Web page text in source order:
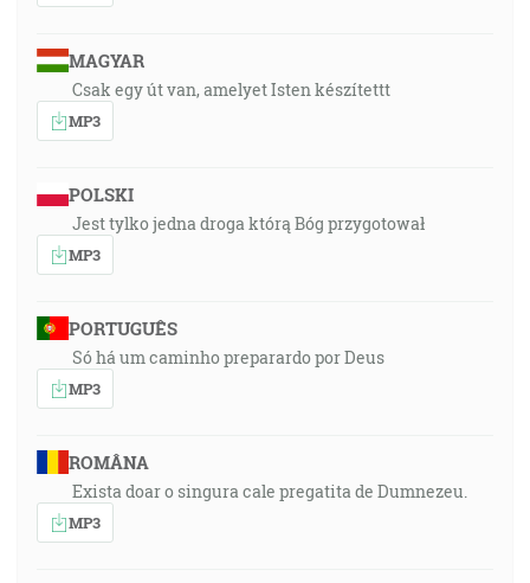
MAGYAR
Csak egy út van, amelyet Isten készítettt
MP3
POLSKI
Jest tylko jedna droga którą Bóg przygotował
MP3
PORTUGUÊS
Só há um caminho preparardo por Deus
MP3
ROMÂNA
Exista doar o singura cale pregatita de Dumnezeu.
MP3